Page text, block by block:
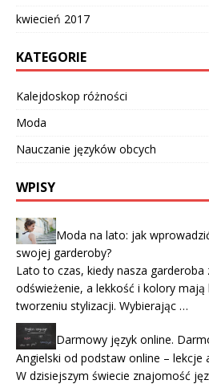
kwiecień 2017
KATEGORIE
Kalejdoskop różności
Moda
Nauczanie języków obcych
WPISY
Moda na lato: jak
swojej garderoby?
Lato to czas, kiedy nasza garderoba
odświeżenie, a lekkość i kolory
tworzeniu stylizacji. Wybierając …
Darmowy język online.
Angielski od podstaw online – lekcje
W dzisiejszym świecie znajomość